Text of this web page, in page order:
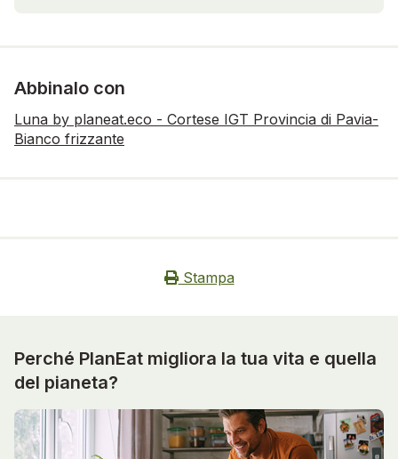
Abbinalo con
Luna by planeat.eco - Cortese IGT Provincia di Pavia-
Bianco frizzante
Stampa
Perché PlanEat migliora la tua vita e quella
del pianeta?